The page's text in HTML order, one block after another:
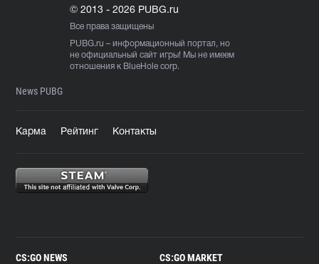
© 2013 - 2026 PUBG.ru
Все права защищены
PUBG.ru – информационный портал, но
не официальный сайт игры! Мы не имеем
отношения к BlueHole corp.
News PUBG
Карма Рейтинг Контакты
CS:GO NEWS CS:GO MARKET